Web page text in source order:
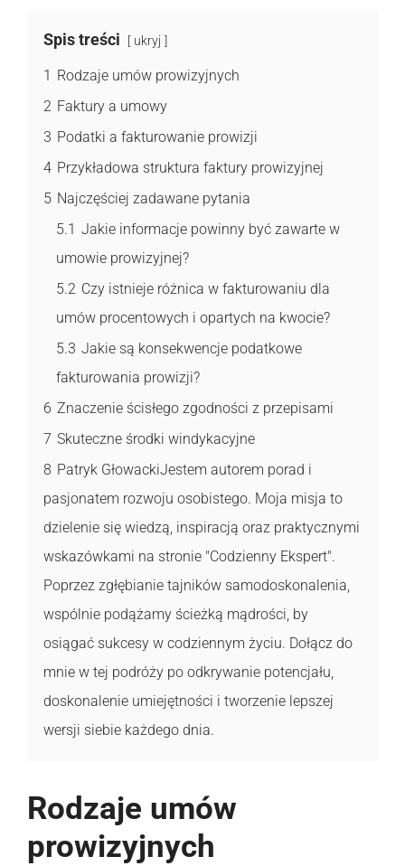
Spis treści ukryj
1 Rodzaje umów prowizyjnych
2 Faktury a umowy
3 Podatki a fakturowanie prowizji
4 Przykładowa struktura faktury prowizyjnej
5 Najczęściej zadawane pytania
5.1 Jakie informacje powinny być zawarte w
umowie prowizyjnej?
5.2 Czy istnieje różnica w fakturowaniu dla
umów procentowych i opartych na kwocie?
5.3 Jakie są konsekwencje podatkowe
fakturowania prowizji?
6 Znaczenie ścisłego zgodności z przepisami
7 Skuteczne środki windykacyjne
8 Patryk GłowackiJestem autorem porad i
pasjonatem rozwoju osobistego. Moja misja to
dzielenie się wiedzą, inspiracją oraz praktycznymi
wskazówkami na stronie "Codzienny Ekspert".
Poprzez zgłębianie tajników samodoskonalenia,
wspólnie podążamy ścieżką mądrości, by
osiągać sukcesy w codziennym życiu. Dołącz do
mnie w tej podróży po odkrywanie potencjału,
doskonalenie umiejętności i tworzenie lepszej
wersji siebie każdego dnia.
Rodzaje umów
prowizyjnych